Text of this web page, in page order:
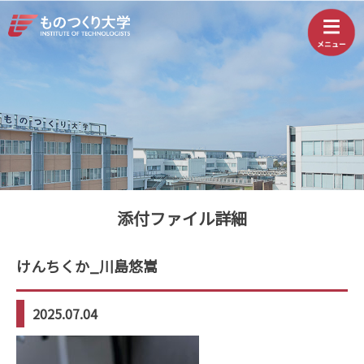
添付ファイル詳細
けんちくか_川島悠嵩
2025.07.04